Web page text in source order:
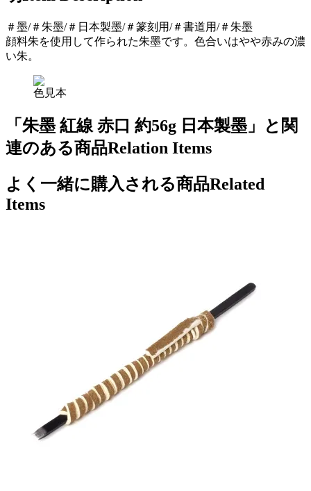
＃墨/＃朱墨/＃日本製墨/＃篆刻用/＃書道用/＃朱墨
顔料朱を使用して作られた朱墨です。色合いはやや赤みの濃
い朱。
色見本
「朱墨 紅線 赤口 約56g 日本製墨」と関
連のある商品Relation Items
よく一緒に購入される商品Related
Items